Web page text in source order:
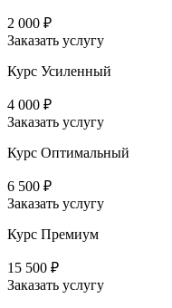
2 000 ₽
Заказать услугу
Курс Усиленный
4 000 ₽
Заказать услугу
Курс Оптимальный
6 500 ₽
Заказать услугу
Курс Премиум
15 500 ₽
Заказать услугу